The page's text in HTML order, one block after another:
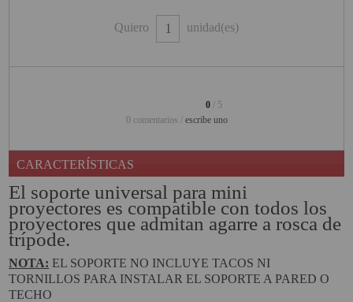
PINBALL VIRTUAL
PROYECTOR CON WIFI
PROYECTOR DE LED
PROYECTOR DE TIRO
ULTRA CORTO
PROYECTOR PARA CINE EN
CASA
Quiero unidad(es)
0 / 5
0 comentarios / escribe uno
CARACTERÍSTICAS
El soporte universal para mini
proyectores es compatible con todos los
proyectores que admitan agarre a rosca de
trípode.
NOTA: EL SOPORTE NO INCLUYE TACOS NI
TORNILLOS PARA INSTALAR EL SOPORTE A PARED O
TECHO